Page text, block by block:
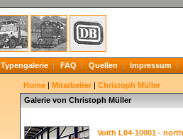
Typengalerie FAQ Quellen Impressum
Home | Mitarbeiter | Christoph Müller
Galerie von Christoph Müller
Voith L04-10001 -